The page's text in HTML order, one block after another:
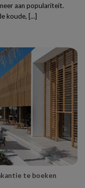
aan populariteit.
koude, [...]
te boeken